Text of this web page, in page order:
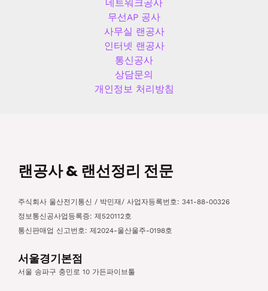
네트워크공사
무선AP 공사
사무실 랜공사
인터넷 랜공사
통신공사
상담문의
개인정보 처리방침
랜공사 & 랜선정리 전문
주식회사 울산전기통신 / 박민재/ 사업자등록번호: 341-88-00326
정보통신공사업등록증: 제520112호
통신판매업 신고번호: 제2024-울산울주-0198호
서울경기본점
서울 송파구 충민로 10 가든파이브툴